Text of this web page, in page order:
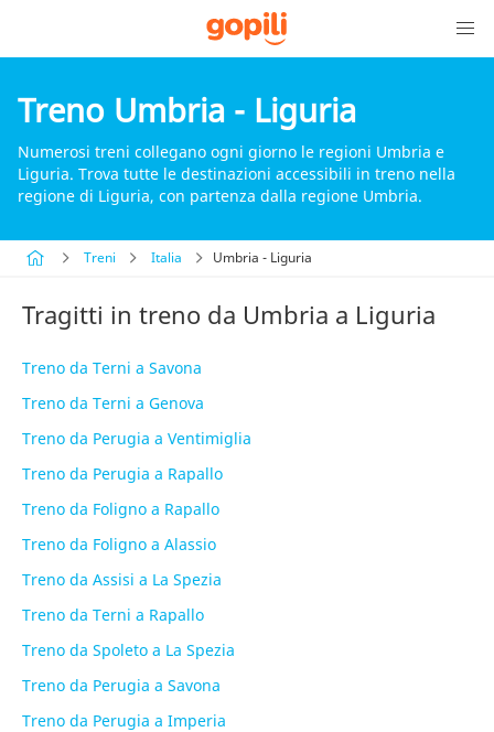
Treno Umbria - Liguria
Numerosi treni collegano ogni giorno le regioni Umbria e
Liguria. Trova tutte le destinazioni accessibili in treno nella
regione di Liguria, con partenza dalla regione Umbria.
Treni Italia Umbria - Liguria
Tragitti in treno da Umbria a Liguria
Treno da Terni a Savona
Treno da Terni a Genova
Treno da Perugia a Ventimiglia
Treno da Perugia a Rapallo
Treno da Foligno a Rapallo
Treno da Foligno a Alassio
Treno da Assisi a La Spezia
Treno da Terni a Rapallo
Treno da Spoleto a La Spezia
Treno da Perugia a Savona
Treno da Perugia a Imperia